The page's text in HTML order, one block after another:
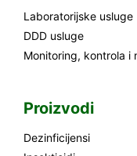
Laboratorijske usluge
DDD usluge
Monitoring, kontrola i
Proizvodi
Dezinficijensi